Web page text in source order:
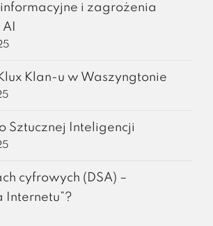
i zagrożenia
Klan-u w Waszyngtonie
Sztucznej Inteligencji
cyfrowych (DSA) –
Internetu”?